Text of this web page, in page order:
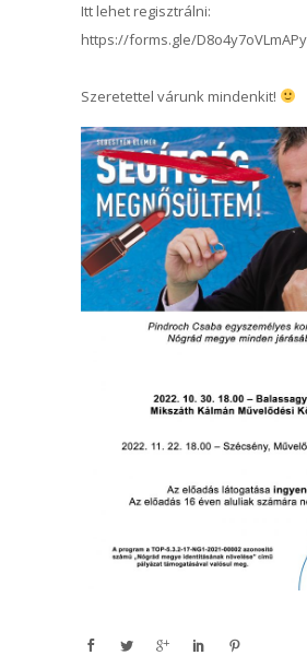
Itt lehet regisztrálni:
https://forms.gle/
Szeretettel várunk mindenkit!